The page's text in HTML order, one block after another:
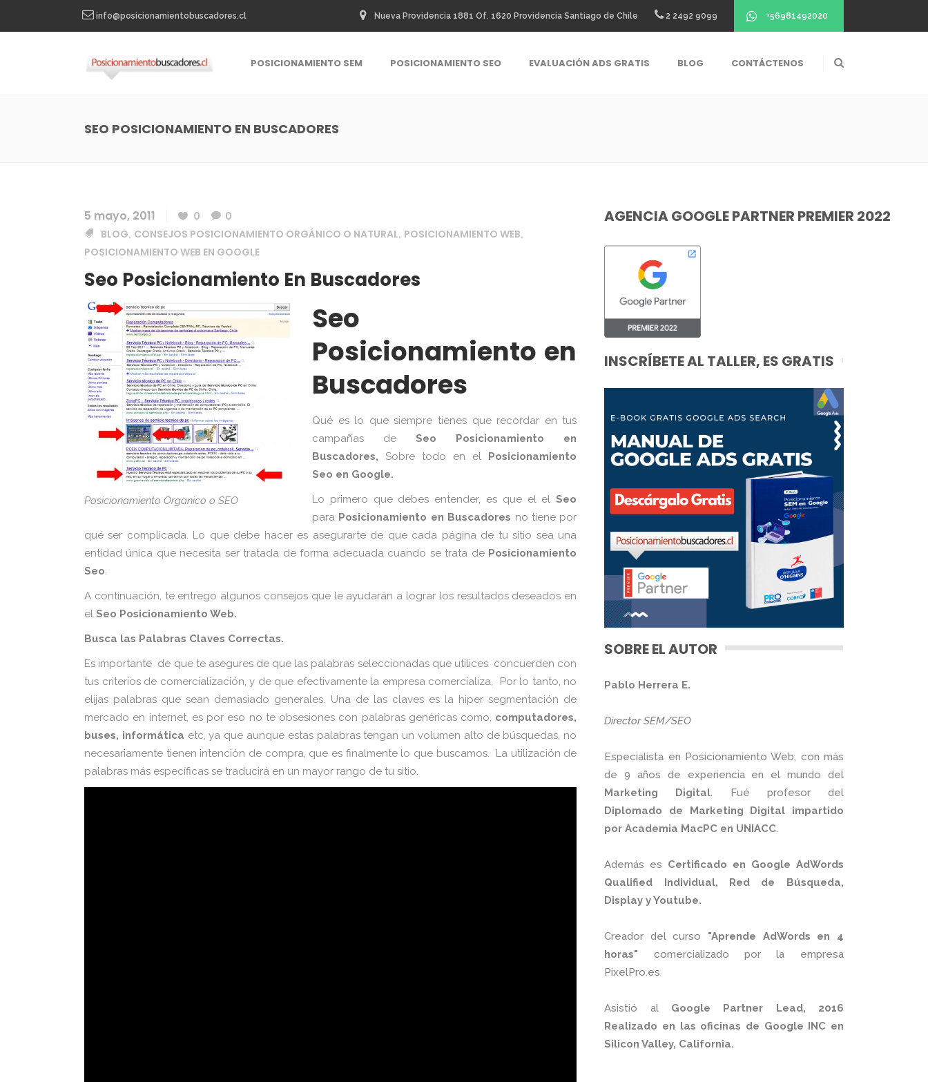
info@posicionamientobuscadores.cl Nueva Providencia 1881 Of. 1620 Providencia Santiago de Chile 2 2492 9099 +56981492020
POSICIONAMIENTO SEM POSICIONAMIENTO SEO EVALUACIÓN ADS GRATIS BLOG CONTÁCTENOS
SEO POSICIONAMIENTO EN BUSCADORES
5 mayo, 2011 0
0
BLOG, CONSEJOS POSICIONAMIENTO ORGÁNICO O NATURAL, POSICIONAMIENTO WEB,
POSICIONAMIENTO WEB EN GOOGLE
Seo Posicionamiento En Buscadores
Posicionamiento Organico o SEO
Seo
Posicionamiento en
Buscadores
Qué es lo que siempre tienes que recordar en tus
campañas deSeo Posicionamiento en
Buscadores,Sobre todo en el Posicionamiento
Seo en Google.
Lo primero que debes entender, es que el elSeo
para Posicionamiento en Buscadores no tiene por
qué ser complicada. Lo que debe hacer es asegurarte de que cada página de tu sitio sea una
entidad única que necesita ser tratada de forma adecuada cuando se trata de Posicionamiento
Seo.
A continuación, te entrego algunos consejos que le ayudarán a lograr los resultados deseados en
el Seo Posicionamiento Web.
Busca las Palabras Claves Correctas.
Es importante de que te asegures de que las palabras seleccionadas que utilices concuerden con
tus criterios de comercialización, y de que efectivamente la empresa comercializa, Por lo tanto, no
elijas palabras que sean demasiado generales. Una de las claves es la hiper segmentación de
mercado en internet, es por eso no te obsesiones con palabras genéricas como, computadores,
buses, informática etc, ya que aunque estas palabras tengan un volumen alto de búsquedas, no
necesariamente tienen intención de compra, que es finalmente lo que buscamos. La utilización de
palabras más específicas se traducirá en un mayor rango de tu sitio.
AGENCIA GOOGLE PARTNER PREMIER 2022
INSCRÍBETE AL TALLER, ES GRATIS
SOBRE EL AUTOR
Pablo Herrera E.
Director SEM/SEO
Especialista en Posicionamiento Web, con más
de 9 años de experiencia en el mundo del
Marketing Digital. Fué profesor del
Diplomado de Marketing Digital impartido
por Academia MacPC en UNIACC.
Además es Certificado en Google AdWords
Qualified Individual, Red de Búsqueda,
Display y Youtube.
Creador del curso "Aprende AdWords en 4
horas" comercializado por la empresa
PixelPro.es
Asistió al Google Partner Lead, 2016
Realizado en las oficinas de Google INC en
Silicon Valley, California.